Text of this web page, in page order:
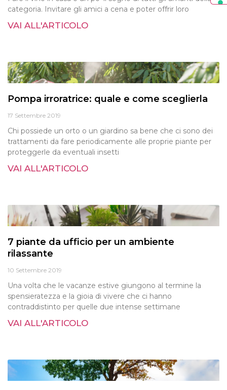
categoria. Invitare gli amici a cena e poter offrir loro
VAI ALL'ARTICOLO
Pompa irroratrice: quale e come sceglierla
17 Settembre 2019
Chi possiede un orto o un giardino sa bene che ci sono dei
trattamenti da fare periodicamente alle proprie piante per
proteggerle da eventuali insetti
VAI ALL'ARTICOLO
7 piante da ufficio per un ambiente
rilassante
10 Settembre 2019
Una volta che le vacanze estive giungono al termine la
spensieratezza e la gioia di vivere che ci hanno
contraddistinto per quelle due intense settimane
VAI ALL'ARTICOLO